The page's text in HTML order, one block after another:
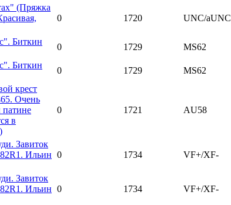
(Пряжка
0 1720 UNC/aUNC
Биткин
0 1729 MS62
Биткин
0 1729 MS62
крест
Очень
патине
в
0 1721 AU58
Завиток
Ильин 0 1734 VF+/XF-
Завиток
Ильин 0 1734 VF+/XF-